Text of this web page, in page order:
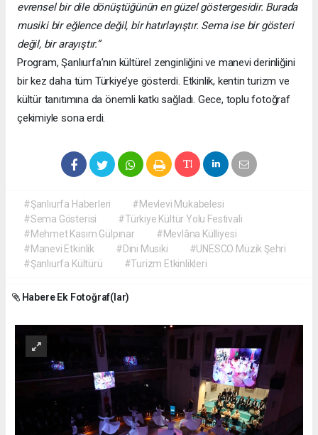
evrensel bir dile dönüştüğünün en güzel göstergesidir. Burada
musiki bir eğlence değil, bir hatırlayıştır. Sema ise bir gösteri
değil, bir arayıştır.”
Program, Şanlıurfa’nın kültürel zenginliğini ve manevi derinliğini
bir kez daha tüm Türkiye’ye gösterdi. Etkinlik, kentin turizm ve
kültür tanıtımına da önemli katkı sağladı. Gece, toplu fotoğraf
çekimiyle sona erdi.
#Şanlıurfa Haberleri
#Mevlevi Mukabelesi
#Sema Gösterisi
#Türkiye Kültür Yolu Festivali
#Mehmet Kasım Gülpınar
#Mevlâna Külliyesi
#Manevi Etkinlik
#Dini Musiki
#UNESCO Müzik Şehri
#Şanlıurfa Kültürü
#Turizm Etkinlikleri
Habere Ek Fotoğraf(lar)